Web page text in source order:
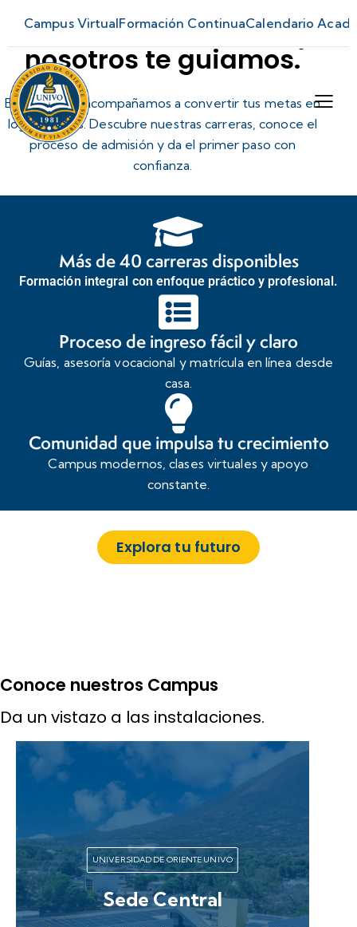
Campus VirtualFormación ContinuaCalendario
Tu futuro comienza hoy,
nosotros te guiamos.
En UNIVO te acompañamos a convertir tus metas en
logros reales. Descubre nuestras carreras, conoce el
proceso de admisión y da el primer paso con
confianza.
Más de 40 carreras disponibles
Formación integral con enfoque práctico y profesional.​
Proceso de ingreso fácil y claro
Guías, asesoría vocacional y matrícula en línea desde
casa.​
Comunidad que impulsa tu crecimiento
Campus modernos, clases virtuales y apoyo
constante.
Explora tu futuro
Conoce nuestros Campus
Da un vistazo a las instalaciones.
UNIVERSIDAD DE ORIENTE UNIVO
Sede Central